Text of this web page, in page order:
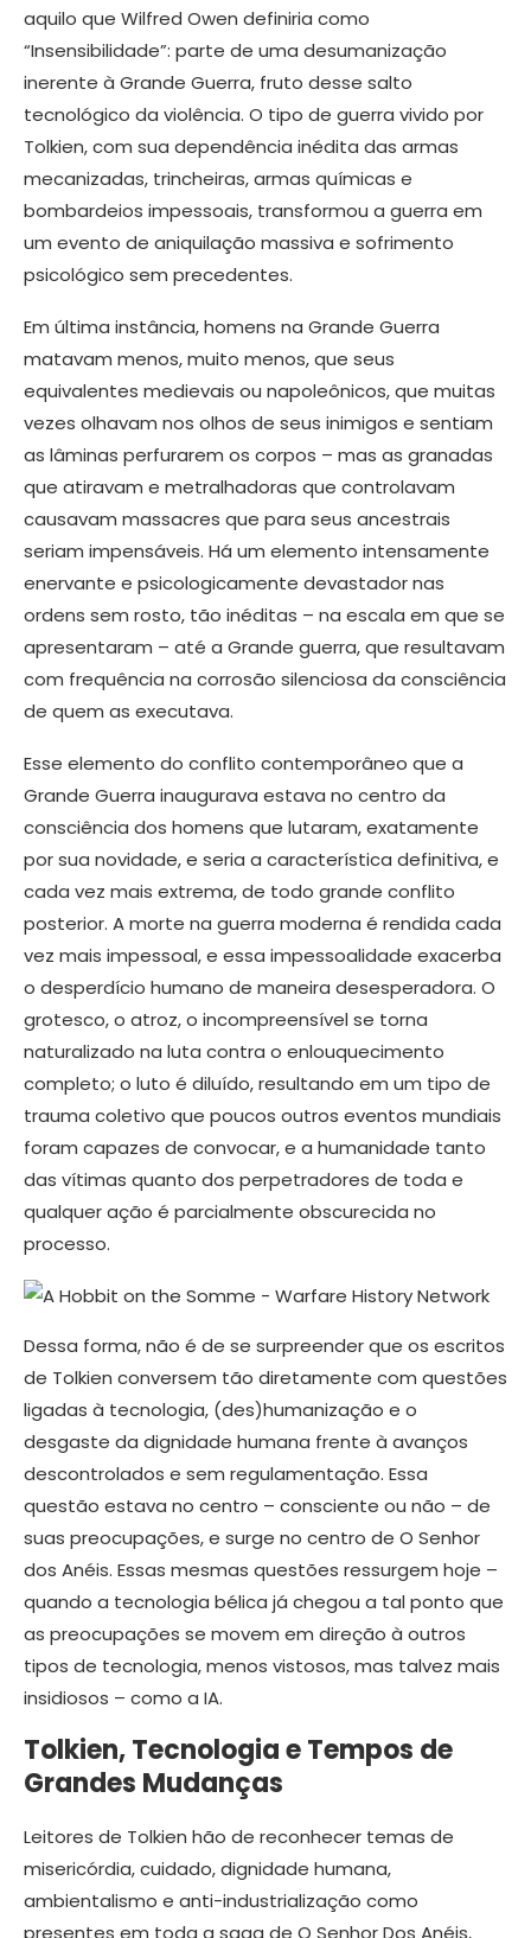
aquilo que Wilfred Owen definiria como
“Insensibilidade”: parte de uma desumanização
inerente à Grande Guerra, fruto desse salto
tecnológico da violência. O tipo de guerra vivido por
Tolkien, com sua dependência inédita das armas
mecanizadas, trincheiras, armas químicas e
bombardeios impessoais, transformou a guerra em
um evento de aniquilação massiva e sofrimento
psicológico sem precedentes.
Em última instância, homens na Grande Guerra
matavam menos, muito menos, que seus
equivalentes medievais ou napoleônicos, que muitas
vezes olhavam nos olhos de seus inimigos e sentiam
as lâminas perfurarem os corpos – mas as granadas
que atiravam e metralhadoras que controlavam
causavam massacres que para seus ancestrais
seriam impensáveis. Há um elemento intensamente
enervante e psicologicamente devastador nas
ordens sem rosto, tão inéditas – na escala em que se
apresentaram – até a Grande guerra, que resultavam
com frequência na corrosão silenciosa da consciência
de quem as executava.
Esse elemento do conflito contemporâneo que a
Grande Guerra inaugurava estava no centro da
consciência dos homens que lutaram, exatamente
por sua novidade, e seria a característica definitiva, e
cada vez mais extrema, de todo grande conflito
posterior. A morte na guerra moderna é rendida cada
vez mais impessoal, e essa impessoalidade exacerba
o desperdício humano de maneira desesperadora. O
grotesco, o atroz, o incompreensível se torna
naturalizado na luta contra o enlouquecimento
completo; o luto é diluído, resultando em um tipo de
trauma coletivo que poucos outros eventos mundiais
foram capazes de convocar, e a humanidade tanto
das vítimas quanto dos perpetradores de toda e
qualquer ação é parcialmente obscurecida no
processo.
Dessa forma, não é de se surpreender que os escritos
de Tolkien conversem tão diretamente com questões
ligadas à tecnologia, (des)humanização e o
desgaste da dignidade humana frente à avanços
descontrolados e sem regulamentação. Essa
questão estava no centro – consciente ou não – de
suas preocupações, e surge no centro de O Senhor
dos Anéis. Essas mesmas questões ressurgem hoje –
quando a tecnologia bélica já chegou a tal ponto que
as preocupações se movem em direção à outros
tipos de tecnologia, menos vistosos, mas talvez mais
insidiosos – como a IA.
Tolkien, Tecnologia e Tempos de
Grandes Mudanças
Leitores de Tolkien hão de reconhecer temas de
misericórdia, cuidado, dignidade humana,
ambientalismo e anti-industrialização como
presentes em toda a saga de O Senhor Dos Anéis,